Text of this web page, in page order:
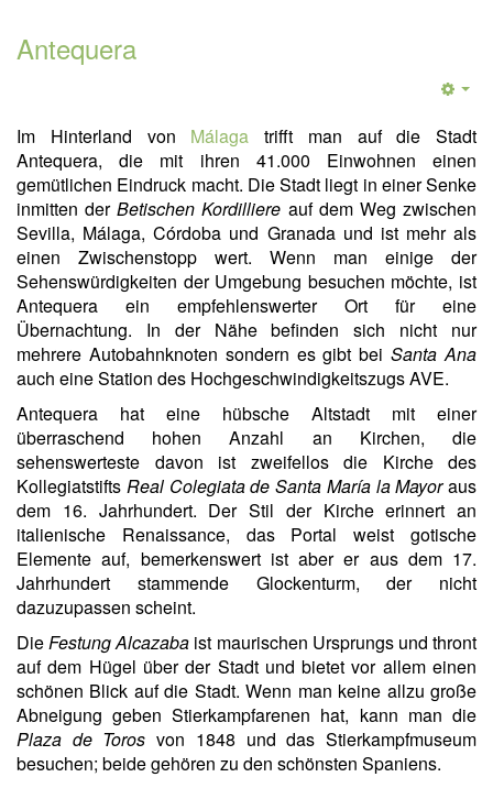
Antequera
Im Hinterland von Málaga trifft man auf die Stadt
Antequera, die mit ihren 41.000 Einwohnen einen
gemütlichen Eindruck macht. Die Stadt liegt in einer Senke
inmitten derBetischen Kordilliere auf dem Weg zwischen
Sevilla, Málaga, Córdoba und Granada und ist mehr als
einen Zwischenstopp wert. Wenn man einige der
Sehenswürdigkeiten der Umgebung besuchen möchte, ist
Antequera ein empfehlenswerter Ort für eine
Übernachtung. In der Nähe befinden sich nicht nur
mehrere Autobahnknoten sondern es gibt beiSanta Ana
auch eine Station des Hochgeschwindigkeitszugs AVE.
Antequera hat eine hübsche Altstadt mit einer
überraschend hohen Anzahl an Kirchen, die
sehenswerteste davon ist zweifellos die Kirche des
Kollegiatstifts Real Colegiata de Santa María la Mayoraus
dem 16. Jahrhundert. Der Stil der Kirche erinnert an
italienische Renaissance, das Portal weist gotische
Elemente auf, bemerkenswert ist aber er aus dem 17.
Jahrhundert stammende Glockenturm, der nicht
dazuzupassen scheint.
Die Festung Alcazaba ist maurischen Ursprungs und thront
auf dem Hügel über der Stadt und bietet vor allem einen
schönen Blick auf die Stadt. Wenn man keine allzu große
Abneigung geben Stierkampfarenen hat, kann man die
Plaza de Toros von 1848 und das Stierkampfmuseum
besuchen; beide gehören zu den schönsten Spaniens.